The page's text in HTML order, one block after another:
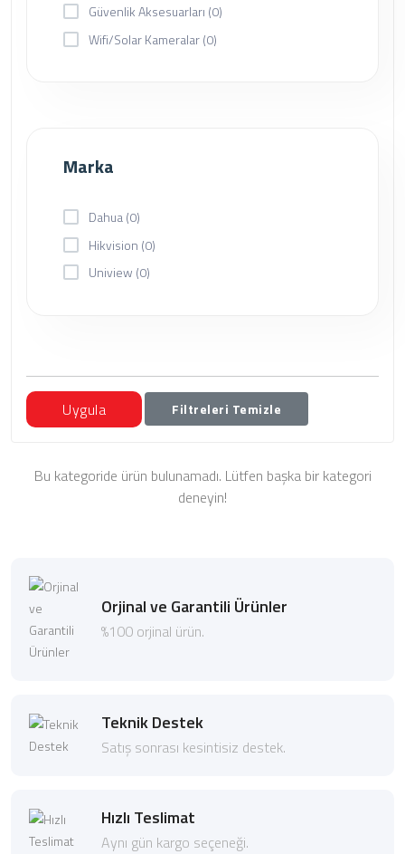
Güvenlik Aksesuarları (0)
Wifi/Solar Kameralar(0)
Marka
Dahua(0)
Hikvision (0)
Uniview (0)
Uygula Filtreleri Temizle
Bu kategoride ürün bulunamadı. Lütfen başka bir kategori
deneyin!
Orjinal ve Garantili Ürünler
%100 orjinal ürün.
Teknik Destek
Satış sonrası kesintisiz destek.
Hızlı Teslimat
Aynı gün kargo seçeneği.